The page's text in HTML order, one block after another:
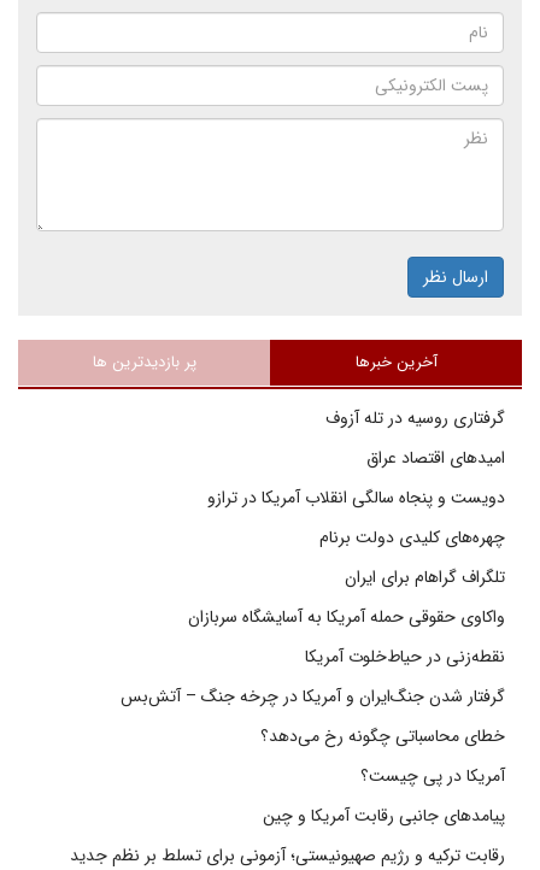
ارسال نظر
آخرین خبرها پر بازدیدترین ها
گرفتاری روسیه در تله آزوف
امیدهای اقتصاد عراق
دویست و پنجاه سالگی انقلاب آمریکا در ترازو
چهره‌های کلیدی دولت برنام
تلگراف گراهام برای ایران
واکاوی حقوقی حمله آمریکا به آسایشگاه سربازان
نقطه‌زنی در حیاط‌خلوت آمریکا
گرفتار شدن جنگ‌ایران و آمریکا در چرخه جنگ – آتش‌بس
خطای محاسباتی چگونه رخ می‌دهد؟
آمریکا در پی چیست؟
پیامدهای جانبی رقابت آمریکا و چین
رقابت ترکیه و رژیم صهیونیستی؛ آزمونی برای تسلط بر نظم جدید